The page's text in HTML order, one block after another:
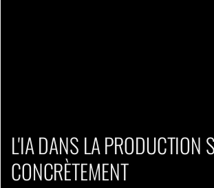
L'IA DANS LA PRODUCTION
CONCRÈTEMENT